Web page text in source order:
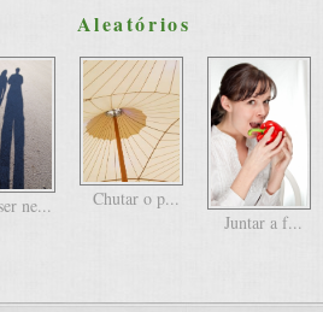
Aleatórios
ne...
Chutar o p...
Juntar a f...